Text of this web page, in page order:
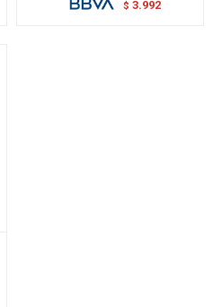
$ 3.992